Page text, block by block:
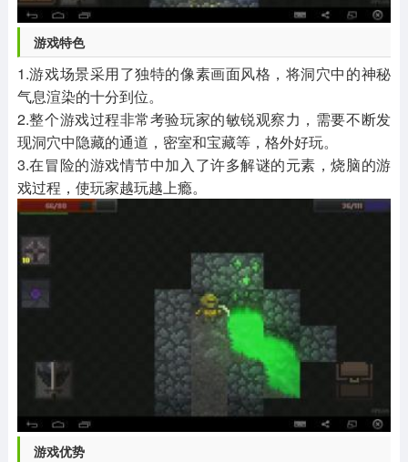
游戏特色
1.游戏场景采用了独特的像素画面风格，将洞穴中的神秘
气息渲染的十分到位。
2.整个游戏过程非常考验玩家的敏锐观察力，需要不断发
现洞穴中隐藏的通道，密室和宝藏等，格外好玩。
3.在冒险的游戏情节中加入了许多解谜的元素，烧脑的游
戏过程，使玩家越玩越上瘾。
游戏优势